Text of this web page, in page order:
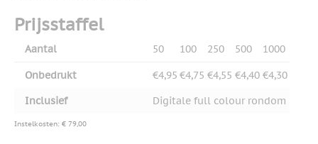
Prijsstaffel
Aantal 50 100 250 500 1000
Onbedrukt €4,95 €4,75 €4,55 €4,40 €4,30
Inclusief
Digitale full colour rondom
Instelkosten: € 79,00